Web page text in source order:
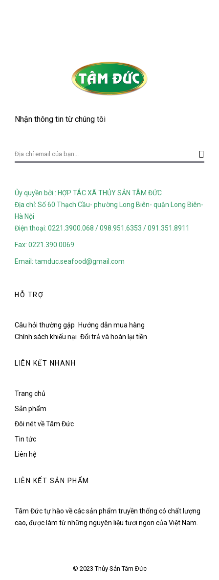
Nhận thông tin từ chúng tôi
Ủy quyền bởi : HỢP TÁC XÃ THỦY SẢN TÂM ĐỨC
Địa chỉ: Số 60 Thạch Cầu- phường Long Biên- quận Long Biên-
Hà Nội
Điện thoại: 0221.3900.068 / 098.951.6353 / 091.351.8911
Fax: 0221.390.0069
Email: tamduc.seafood@gmail.com
HỖ TRỢ
Câu hỏi thường gặp
Hướng dẫn mua hàng
Chính sách khiếu nại Đổi trả và hoàn lại tiền
LIÊN KẾT NHANH
Trang chủ
Sản phẩm
Đôi nét về Tâm Đức
Tin tức
Liên hệ
LIÊN KẾT SẢN PHẨM
Tâm Đức tự hào về các sản phẩm truyền thống có chất lượng
cao, được làm từ những nguyên liệu tươi ngon của Việt Nam.
© 2023 Thủy Sản Tâm Đức